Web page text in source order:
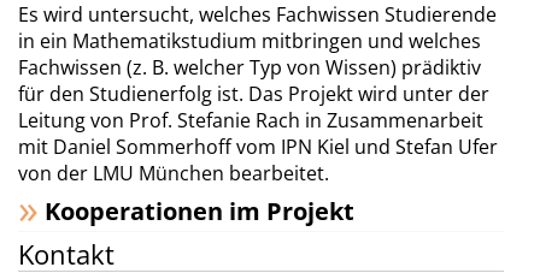
Es wird untersucht, welches Fachwissen Studierende
in ein Mathematikstudium mitbringen und welches
Fachwissen (z. B. welcher Typ von Wissen) prädiktiv
für den Studienerfolg ist. Das Projekt wird unter der
Leitung von Prof. Stefanie Rach in Zusammenarbeit
mit Daniel Sommerhoff vom IPN Kiel und Stefan Ufer
von der LMU München bearbeitet.
Kooperationen im Projekt
Kontakt